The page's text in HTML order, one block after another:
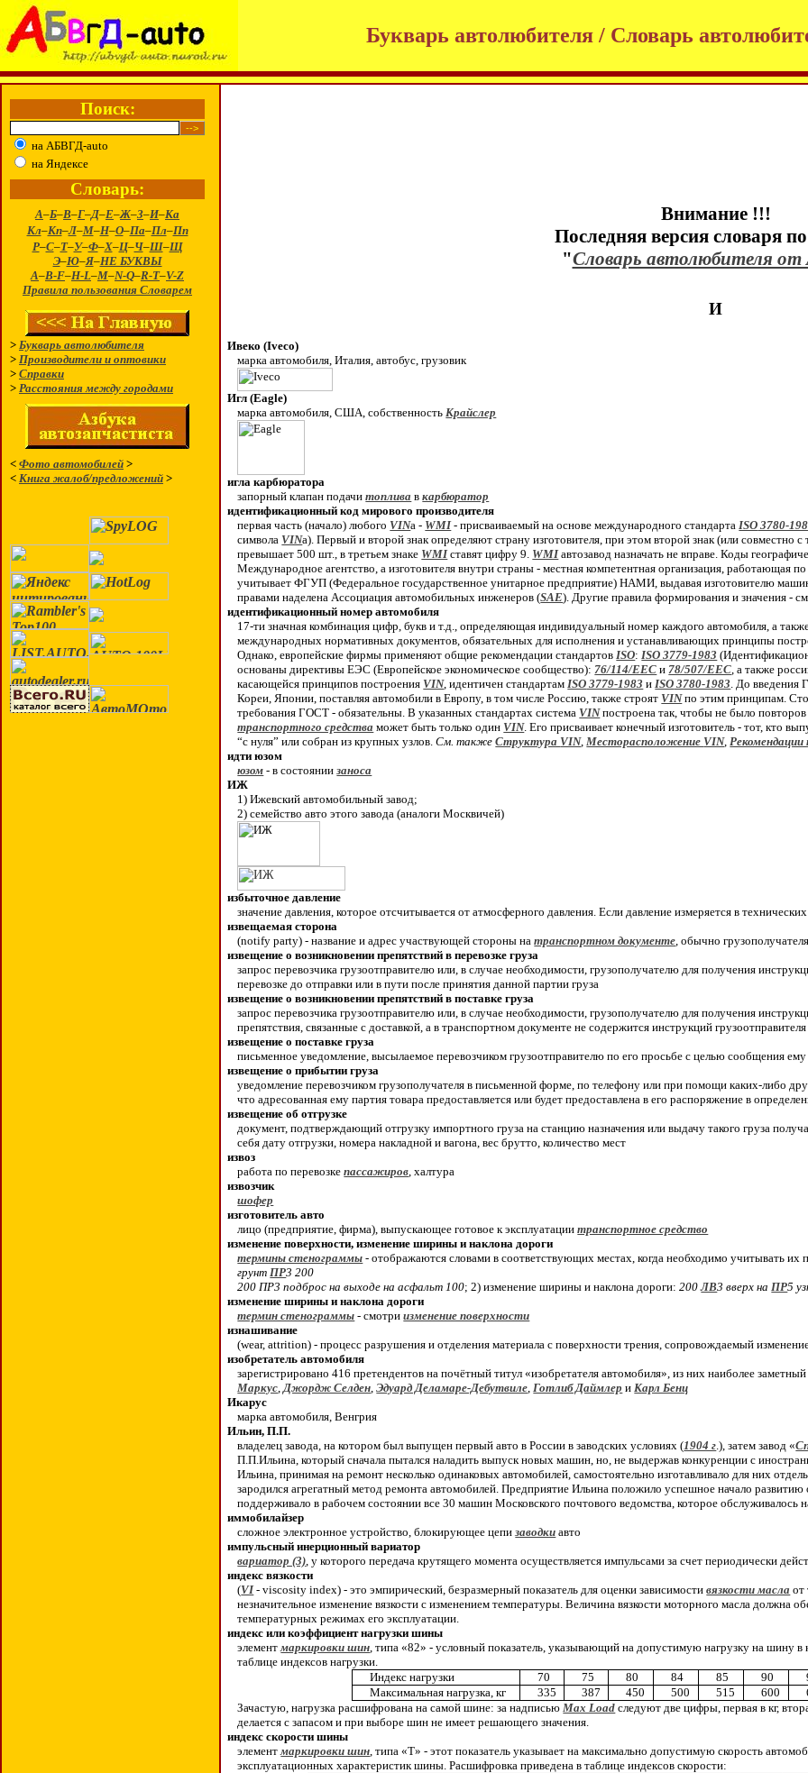
Букварь автолюбителя / Словарь
Поиск:
на АБВГД-auto
на Яндексе
Словарь:
А–Б–В–Г–Д–Е–Ж–З–И–Ка
Кл–Кп–Л–М–Н–О–Па–Пл–Пп
Р–С–Т–У–Ф–Х–Ц–Ч–Ш–Щ
Э–Ю–Я–НЕ БУКВЫ
A–B-F–H-L–M–N-Q–R-T–V-Z
Правила пользования Словарем
> Букварь автолюбителя
> Производители и оптовики
> Справки
> Расстояния между городами
< Фото автомобилей >
< Книга жалоб/предложений >
Внимание !!!
Последняя версия cловаря
"Словарь автолюбителя от
И
Ивеко (Iveco)
марка автомобиля, Италия, автобус, грузовик
Игл (Eagle)
марка автомобиля, США, собственностьКрайслер
игла карбюратора
запорный клапан подачитоплива вкарбюратор
идентификационный код мирового производителя
первая часть (начало) любого VINа - WMI- присваиваемый на основе международного стандартаISO 3780-
символа VINа). Первый и второй знак определяют страну изготовителя, при этом второй знак (или совместно
превышает 500 шт., в третьем знаке WMIставят цифру 9. WMIавтозавод назначать не вправе. Коды
Международное агентство, а изготовителя внутри страны - местная компетентная организация,
учитывает ФГУП (Федеральное государственное унитарное предприятие) НАМИ, выдавая изготовителю
правами наделена Ассоциация автомобильных инженеров (SAE). Другие правила формирования и значения -
идентификационный номер автомобиля
17-ти значная комбинация цифр, букв и т.д., определяющая индивидуальный номер каждого автомобиля, а
международных нормативных документов, обязательных для исполнения и устанавливающих принципы
Однако, европейские фирмы применяют общие рекомендации стандартовISO:ISO 3779-1983
основаны директивы ЕЭС (Европейское экономическое сообщество):76/114/EEC и78/507/EEC, а также
касающейся принципов построения VIN, идентичен стандартамISO 3779-1983 иISO 3780-1983. До
Кореи, Японии, поставляя автомобили в Европу, в том числе Россию, также строят VINпо этим принципам.
требования ГОСТ - обязательны. В указанных стандартах система VINпостроена так, чтобы не было
транспортного средства может быть только один VIN. Его присваивает конечный изготовитель - тот, кто
“с нуля” или собран из крупных узлов.См. также Структура VIN,Месторасположение VIN,Рекомендации
идти юзом
юзом - в состояниизаноса
ИЖ
1) Ижевский автомобильный завод;
2) семейство авто этого завода (аналоги Москвичей)
избыточное давление
значение давления, которое отсчитывается от атмосферного давления. Если давление измеряется в
извещаемая сторона
(notify party) - название и адрес участвующей стороны натранспортном документе, обычно
извещение о возникновении препятствий в перевозке груза
запрос перевозчика грузоотправителю или, в случае необходимости, грузополучателю для получения
перевозке до отправки или в пути после принятия данной партии груза
извещение о возникновении препятствий в поставке груза
запрос перевозчика грузоотправителю или, в случае необходимости, грузополучателю для получения
препятствия, связанные с доставкой, а в транспортном документе не содержится инструкций
извещение о поставке груза
письменное уведомление, высылаемое перевозчиком грузоотправителю по его просьбе с целью сообщения
извещение о прибытии груза
уведомление перевозчиком грузополучателя в письменной форме, по телефону или при помощи каких-либо
что адресованная ему партия товара предоставляется или будет предоставлена в его распоряжение в
извещение об отгрузке
документ, подтверждающий отгрузку импортного груза на станцию назначения или выдачу такого груза
себя дату отгрузки, номера накладной и вагона, вес брутто, количество мест
извоз
работа по перевозкепассажиров, халтура
извозчик
шофер
изготовитель авто
лицо (предприятие, фирма), выпускающее готовое к эксплуатациитранспортное средство
изменение поверхности, изменение ширины и наклона дороги
термины стенограммы - отображаются словами в соответствующих местах, когда необходимо учитывать
грунтПР3 200
200 ПР3 подброс на выходе на асфальт 100; 2) изменение ширины и наклона дороги:200ЛВ3 вверх наПР5
изменение ширины и наклона дороги
термин стенограммы - смотриизменение поверхности
изнашивание
(wear, attrition) - процесс разрушения и отделения материала с поверхности трения, сопровождаемый
изобретатель автомобиля
зарегистрировано 416 претендентов на почётный титул «изобретателя автомобиля», из них наиболее
Маркус,Джордж Селден,Эдуард Деламаре-Дебутвиле,Готлиб Даймлер иКарл Бенц
Икарус
марка автомобиля, Венгрия
Ильин, П.П.
владелец завода, на котором был выпущен первый авто в России в заводских условиях (1904 г.), затем завод «
П.П.Ильина, который сначала пытался наладить выпуск новых машин, но, не выдержав конкуренции с
Ильина, принимая на ремонт несколько одинаковых автомобилей, самостоятельно изготавливало для них
зародился агрегатный метод ремонта автомобилей. Предприятие Ильина положило успешное начало
поддерживало в рабочем состоянии все 30 машин Московского почтового ведомства, которое обслуживалось
иммобилайзер
сложное электронное устройство, блокирующее цепизаводки авто
импульсный инерционный вариатор
вариатор (3), у которого передача крутящего момента осуществляется импульсами за счет периодически
индекс вязкости
(VI- viscosity index) - это эмпирический, безразмерный показатель для оценки зависимостивязкости масла от
незначительное изменение вязкости с изменением температуры. Величина вязкости моторного масла должна
температурных режимах его эксплуатации.
индекс или коэффициент нагрузки шины
элементмаркировки шин, типа «82» - условный показатель, указывающий на допустимую нагрузку на шину
таблице индексов нагрузки.
Индекс нагрузки
70 75 80 84 85 90
Максимальная нагрузка, кг
335 387 450 500 515 600
Зачастую, нагрузка расшифрована на самой шине: за надписьюMax Load следуют две цифры, первая в кг,
делается с запасом и при выборе шин не имеет решающего значения.
индекс скорости шины
элементмаркировки шин, типа «Т» - этот показатель указывает на максимально допустимую скорость
эксплуатационных характеристик шины. Расшифровка приведена в таблице индексов скорости: